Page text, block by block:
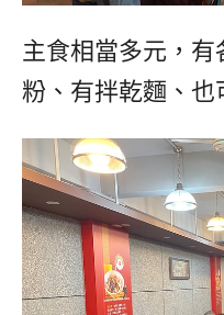
主食相當多元，
粉、有拌乾麵、也